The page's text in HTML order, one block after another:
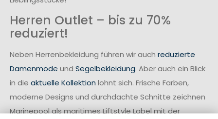
Herren Outlet – bis zu 70%
reduziert!
Neben Herrenbekleidung führen wir auch reduzierte
Damenmode und Segelbekleidung. Aber auch ein Blick
in die aktuelle Kollektion lohnt sich. Frische Farben,
moderne Designs und durchdachte Schnitte zeichnen
Marinepool als maritimes Liftstyle Label mit der